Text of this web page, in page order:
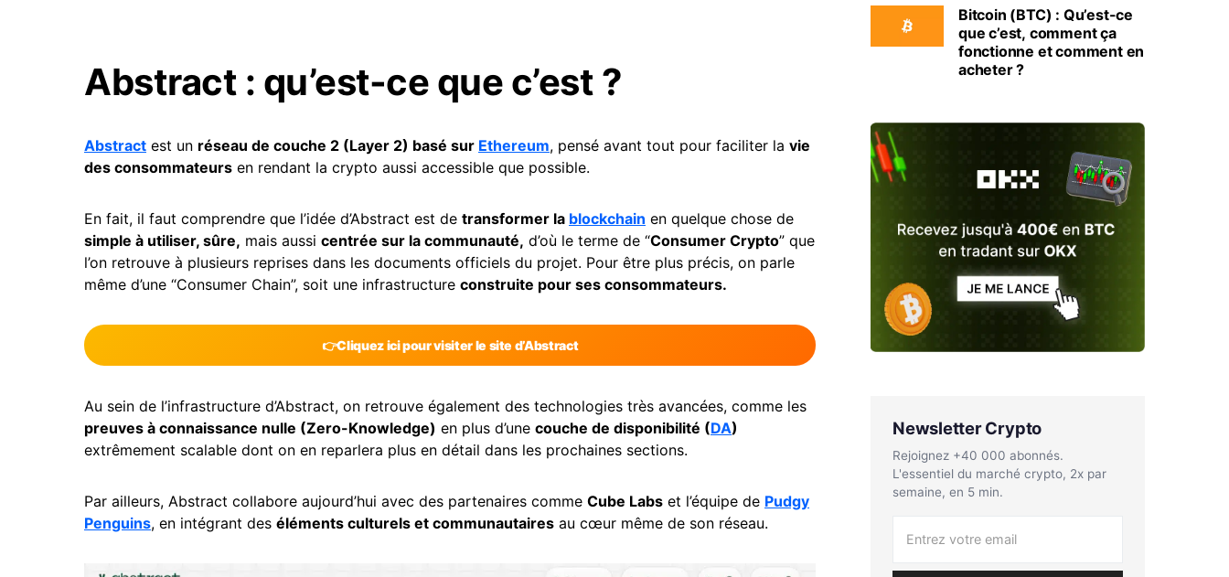
Abstract : qu’est-ce que c’est ?
Abstract est un réseau de couche 2 (Layer 2) basé sur Ethereum, pensé avant tout pour faciliter la vie
des consommateurs en rendant la crypto aussi accessible que possible.
En fait, il faut comprendre que l’idée d’Abstract est de transformer la blockchain en quelque chose de
simple à utiliser, sûre, mais aussi centrée sur la communauté, d’où le terme de “Consumer Crypto” que
l’on retrouve à plusieurs reprises dans les documents officiels du projet. Pour être plus précis, on parle
même d’une “Consumer Chain”, soit une infrastructure construite pour ses consommateurs.
👉Cliquez ici pour visiter le site d’Abstract
Au sein de l’infrastructure d’Abstract, on retrouve également des technologies très avancées, comme les
preuves à connaissance nulle (Zero-Knowledge) en plus d’une couche de disponibilité (DA)
extrêmement scalable dont on en reparlera plus en détail dans les prochaines sections.
Par ailleurs, Abstract collabore aujourd’hui avec des partenaires comme Cube Labs et l’équipe de Pudgy
Penguins, en intégrant des éléments culturels et communautaires au cœur même de son réseau.
Bitcoin (BTC) : Qu’est-ce
que c’est, comment ça
fonctionne et comment en
acheter ?
Newsletter Crypto
Rejoignez +40 000 abonnés.
L'essentiel du marché crypto, 2x par
semaine, en 5 min.